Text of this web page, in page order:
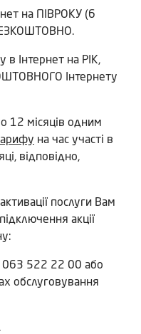
на ПІВРОКУ (6
в Інтернет на РІК,
Інтернету
12 місяців одним
на час участі в
відповідно,
послуги Вам
акції
522 22 00 або
обслуговування